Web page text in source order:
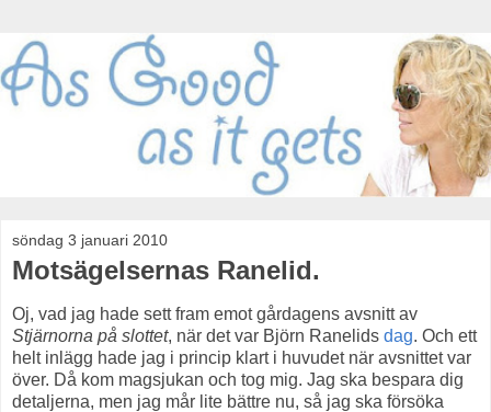
söndag 3 januari 2010
Motsägelsernas Ranelid.
Oj, vad jag hade sett fram emot gårdagens avsnitt av
Stjärnorna på slottet, när det var Björn Ranelids dag. Och ett
helt inlägg hade jag i princip klart i huvudet när avsnittet var
över. Då kom magsjukan och tog mig. Jag ska bespara dig
detaljerna, men jag mår lite bättre nu, så jag ska försöka